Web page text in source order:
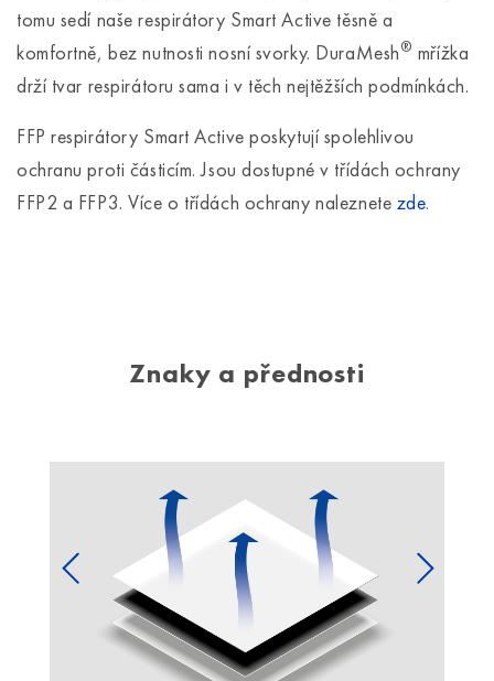
tomu sedí naše respirátory Smart Active těsně a
komfortně, bez nutnosti nosní svorky. DuraMesh® mřížka
drží tvar respirátoru sama i v těch nejtěžších podmínkách.
FFP respirátory Smart Active poskytují spolehlivou
ochranu proti částicím. Jsou dostupné v třídách ochrany
FFP2 a FFP3. Více o třídách ochrany naleznete zde.
Znaky a přednosti
Previous Next